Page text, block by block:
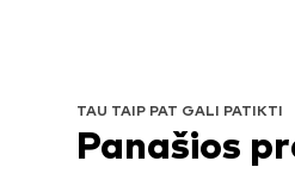
TAU TAIP PAT GALI PATIKTI
Panašios